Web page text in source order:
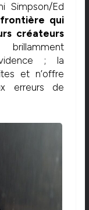
Simpson/Ed
qui
créateurs
; la
et n’offre
erreurs de